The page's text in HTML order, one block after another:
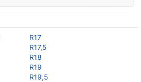
R17
R17,5
R18
R19
R19,5